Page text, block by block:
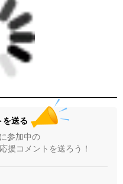
を送る
参加中の
援コメントを送ろう！